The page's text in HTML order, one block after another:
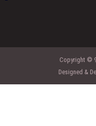
Copyright ©
Designed &